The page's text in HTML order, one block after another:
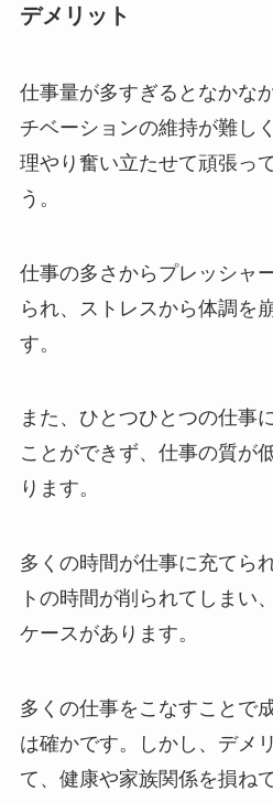
デメリット
仕事量が多すぎるとなかな
チベーションの維持が難し
理やり奮い立たせて頑張っ
う。
仕事の多さからプレッシャ
られ、ストレスから体調を
す。
また、ひとつひとつの仕事
ことができず、仕事の質が
ります。
多くの時間が仕事に充てら
トの時間が削られてしまい
ケースがあります。
多くの仕事をこなすことで
は確かです。しかし、デメ
て、健康や家族関係を損ね